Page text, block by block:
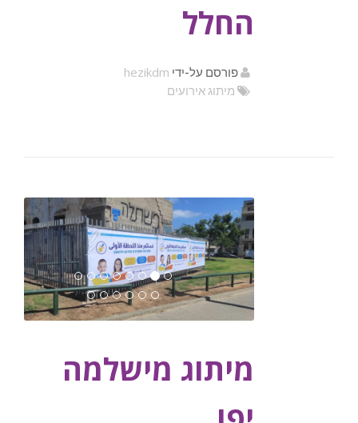
החלל
פורסם על-ידי hezikdm
מיתוג אירועים
מיתוג מישלמה